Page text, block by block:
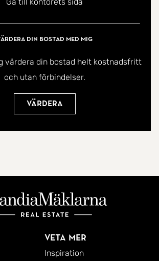
Gå till kontorets sida
din bostad med mig
värdera din bostad helt kostnadsfritt
och utan förbindelser.
Värdera
Veta mer
Inspiration